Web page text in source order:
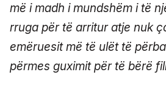
më i madh i mundshëm i të
rruga për të arritur atje nuk
emëruesit më të ulët të
përmes guximit për të bërë